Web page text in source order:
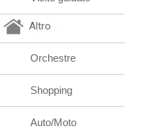
Altro
Orchestre
Shopping
Auto/Moto